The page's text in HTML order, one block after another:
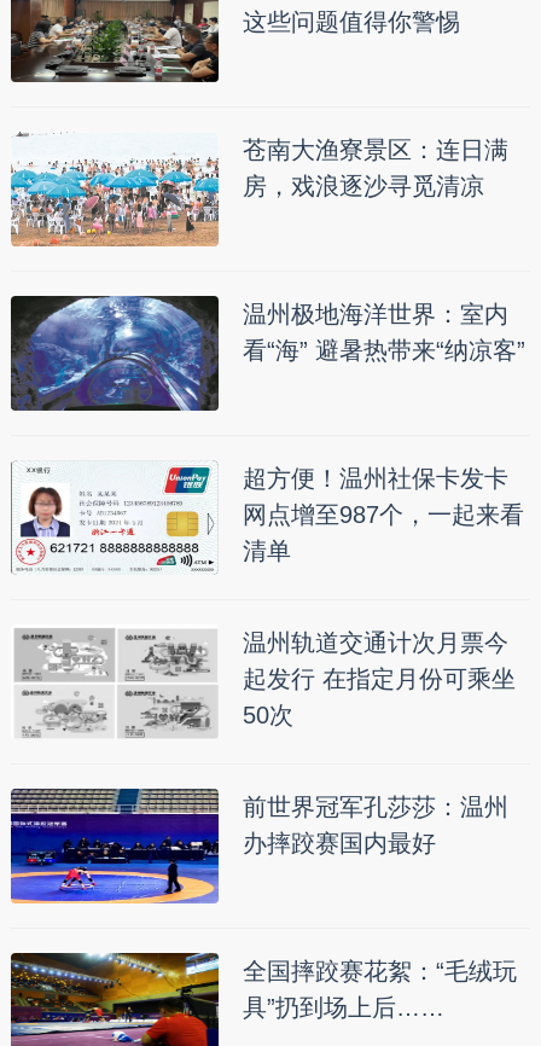
这些问题值得你警惕
苍南大渔寮景区：连日满
房，戏浪逐沙寻觅清凉
温州极地海洋世界：室内
看“海” 避暑热带来“纳凉客”
超方便！温州社保卡发卡
网点增至987个，一起来看
清单
温州轨道交通计次月票今
起发行 在指定月份可乘坐
50次
前世界冠军孔莎莎：温州
办摔跤赛国内最好
全国摔跤赛花絮：“毛绒玩
具”扔到场上后……